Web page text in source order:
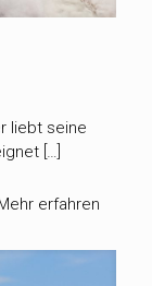
liebt seine
[…]
erfahren